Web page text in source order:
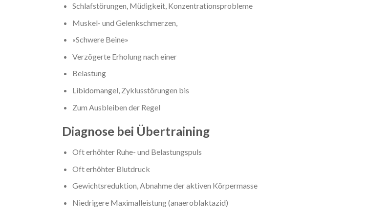
Schlafstörungen, Müdigkeit, Konzentrationsprobleme
Muskel- und Gelenkschmerzen,
«Schwere Beine»
Verzögerte Erholung nach einer
Belastung
Libidomangel, Zyklusstörungen bis
Zum Ausbleiben der Regel
Diagnose bei Übertraining
Oft erhöhter Ruhe- und Belastungspuls
Oft erhöhter Blutdruck
Gewichtsreduktion, Abnahme der aktiven Körpermasse
Niedrigere Maximalleistung (anaeroblaktazid)